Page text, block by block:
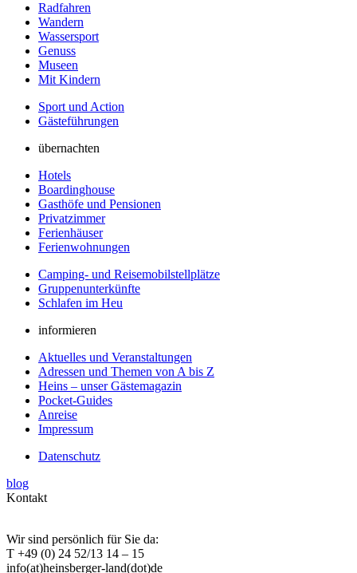
Radfahren
Wandern
Wassersport
Genuss
Museen
Mit Kindern
Sport und Action
Gästeführungen
übernachten
Hotels
Boardinghouse
Gasthöfe und Pensionen
Privatzimmer
Ferienhäuser
Ferienwohnungen
Camping- und Reisemobilstellplätze
Gruppenunterkünfte
Schlafen im Heu
informieren
Aktuelles und Veranstaltungen
Adressen und Themen von A bis Z
Heins – unser Gästemagazin
Pocket-Guides
Anreise
Impressum
Datenschutz
blog
Kontakt
Wir sind persönlich für Sie da:
T +49 (0) 24 52/13 14 – 15
info(at)heinsberger-land(dot)de